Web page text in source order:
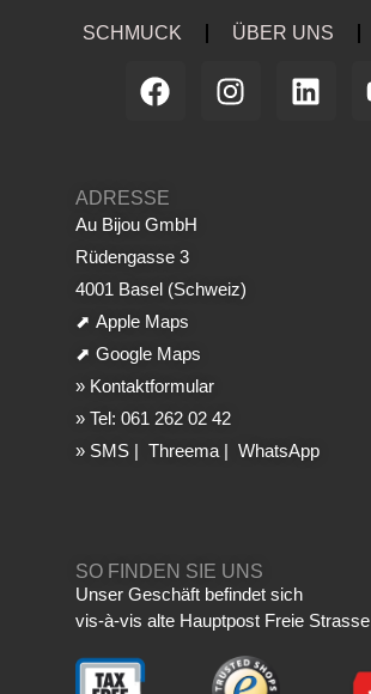
SCHMUCK ÜBER UNS
ADRESSE
Au Bijou GmbH
Rüdengasse 3
4001 Basel (Schweiz)
⬈ Apple Maps
⬈ Google Maps
» Kontaktformular
» Tel: 061 262 02 42
» SMS| Threema| WhatsApp
SO FINDEN SIE UNS
Unser Geschäft befindet sich
vis-à-vis alte Hauptpost Freie Strasse